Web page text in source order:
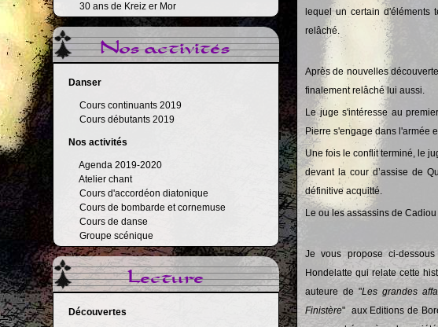
30 ans de Kreiz er Mor
Nos activités
Danser
Cours continuants 2019
Cours débutants 2019
Nos activités
Agenda 2019-2020
Atelier chant
Cours d'accordéon diatonique
Cours de bombarde et cornemuse
Cours de danse
Groupe scénique
Lecture
Découvertes
lequel un certain d'éléments
relâché.
Après de nouvelles
finalement relâché lui aussi.
Le juge s'intéresse au
Pierre s'engage dans l'armée
Une fois le conflit terminé, le
devant la cour d’assise de
définitive acquitté.
Le ou les assassins de
Je vous propose ci-
Hondelatte qui relate cette
auteure de "Les grandes
Finistère" aux Editions de